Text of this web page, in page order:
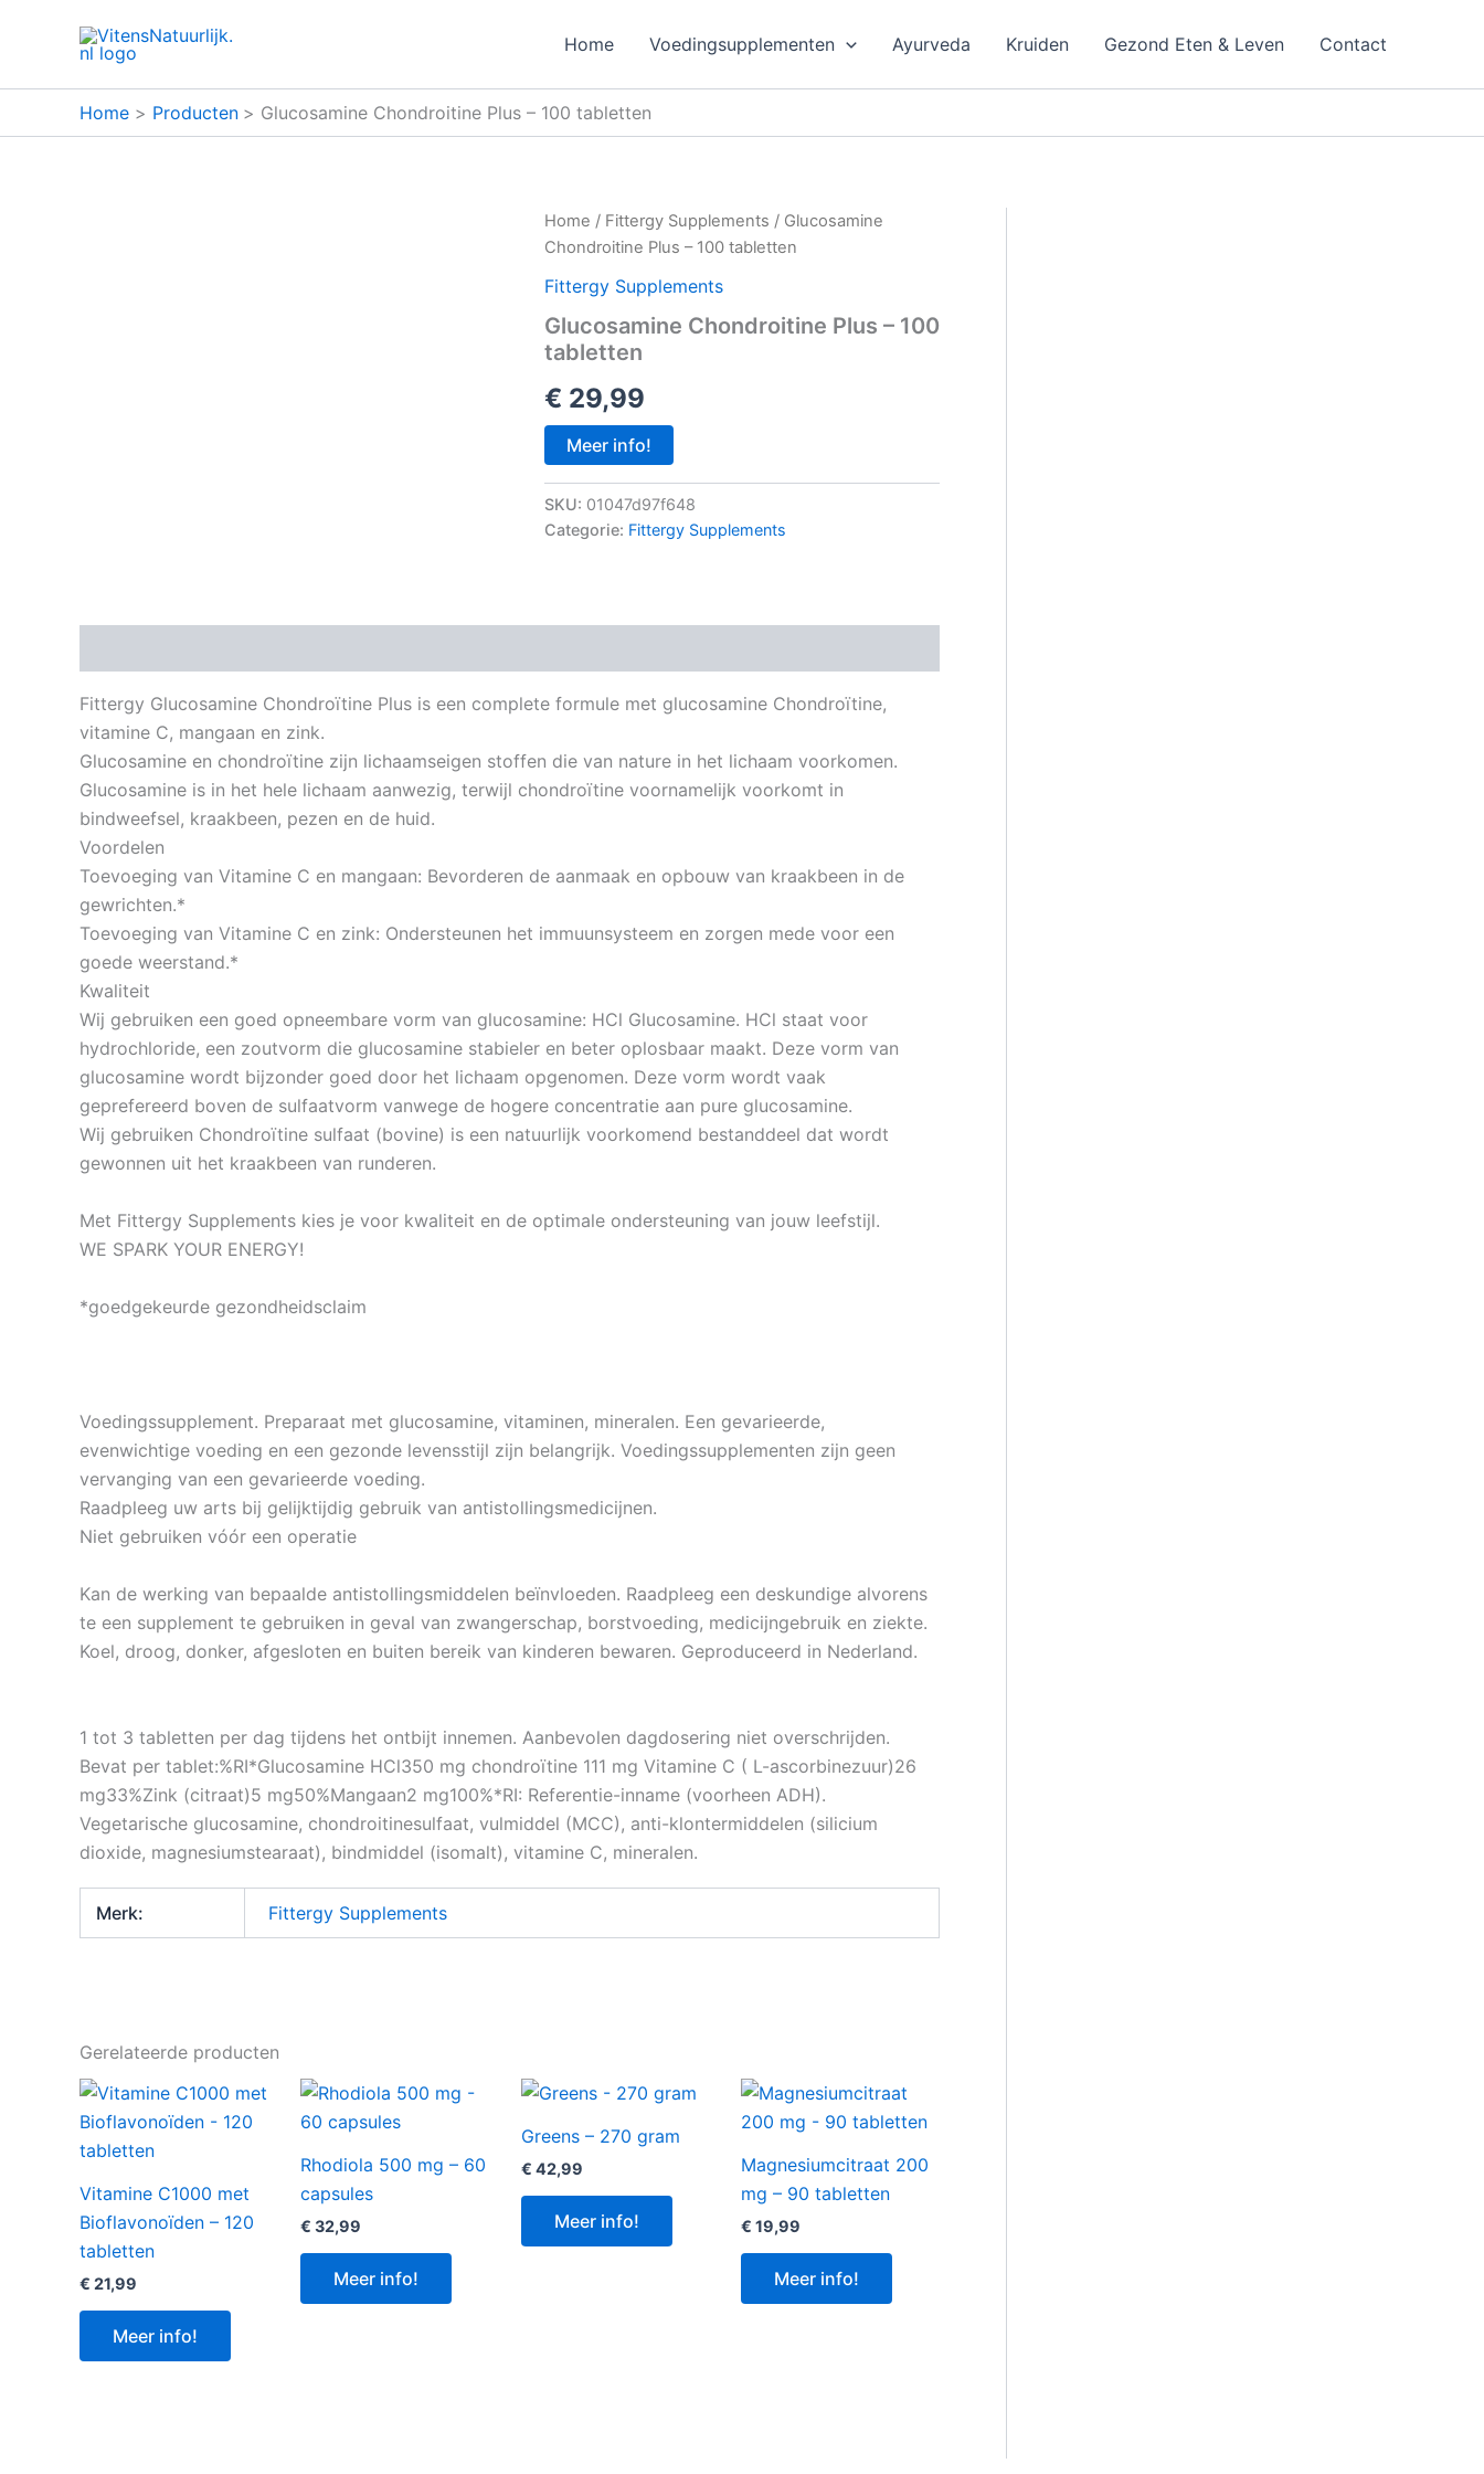
Home Voedingsupplementen Ayurveda Kruiden Gezond Eten & Leven Contact
Home Producten Glucosamine Chondroitine Plus – 100 tabletten
Home / Fittergy Supplements / Glucosamine
Chondroitine Plus – 100 tabletten
Fittergy Supplements
Glucosamine Chondroitine Plus – 100
tabletten
€ 29,99
Meer info!
SKU: 01047d97f648
Categorie: Fittergy Supplements
Fittergy Glucosamine Chondroïtine Plus is een complete formule met glucosamine Chondroïtine,
vitamine C, mangaan en zink.
Glucosamine en chondroïtine zijn lichaamseigen stoffen die van nature in het lichaam voorkomen.
Glucosamine is in het hele lichaam aanwezig, terwijl chondroïtine voornamelijk voorkomt in
bindweefsel, kraakbeen, pezen en de huid.
Voordelen
Toevoeging van Vitamine C en mangaan: Bevorderen de aanmaak en opbouw van kraakbeen in de
gewrichten.*
Toevoeging van Vitamine C en zink: Ondersteunen het immuunsysteem en zorgen mede voor een
goede weerstand.*
Kwaliteit
Wij gebruiken een goed opneembare vorm van glucosamine: HCl Glucosamine. HCl staat voor
hydrochloride, een zoutvorm die glucosamine stabieler en beter oplosbaar maakt. Deze vorm van
glucosamine wordt bijzonder goed door het lichaam opgenomen. Deze vorm wordt vaak
geprefereerd boven de sulfaatvorm vanwege de hogere concentratie aan pure glucosamine.
Wij gebruiken Chondroïtine sulfaat (bovine) is een natuurlijk voorkomend bestanddeel dat wordt
gewonnen uit het kraakbeen van runderen.
Met Fittergy Supplements kies je voor kwaliteit en de optimale ondersteuning van jouw leefstijl.
WE SPARK YOUR ENERGY!
*goedgekeurde gezondheidsclaim
Voedingssupplement. Preparaat met glucosamine, vitaminen, mineralen. Een gevarieerde,
evenwichtige voeding en een gezonde levensstijl zijn belangrijk. Voedingssupplementen zijn geen
vervanging van een gevarieerde voeding.
Raadpleeg uw arts bij gelijktijdig gebruik van antistollingsmedicijnen.
Niet gebruiken vóór een operatie
Kan de werking van bepaalde antistollingsmiddelen beïnvloeden. Raadpleeg een deskundige alvorens
te een supplement te gebruiken in geval van zwangerschap, borstvoeding, medicijngebruik en ziekte.
Koel, droog, donker, afgesloten en buiten bereik van kinderen bewaren. Geproduceerd in Nederland.
1 tot 3 tabletten per dag tijdens het ontbijt innemen. Aanbevolen dagdosering niet overschrijden.
Bevat per tablet:%RI*Glucosamine HCl350 mg chondroïtine 111 mg Vitamine C ( L-ascorbinezuur)26
mg33%Zink (citraat)5 mg50%Mangaan2 mg100%*RI: Referentie-inname (voorheen ADH).
Vegetarische glucosamine, chondroitinesulfaat, vulmiddel (MCC), anti-klontermiddelen (silicium
dioxide, magnesiumstearaat), bindmiddel (isomalt), vitamine C, mineralen.
Merk: Fittergy Supplements
Gerelateerde producten
Vitamine C1000 met
Bioflavonoïden – 120
tabletten
€ 21,99
Meer info!
Rhodiola 500 mg – 60
capsules
€ 32,99
Meer info!
Greens – 270 gram
€ 42,99
Meer info!
Magnesiumcitraat 200
mg – 90 tabletten
€ 19,99
Meer info!